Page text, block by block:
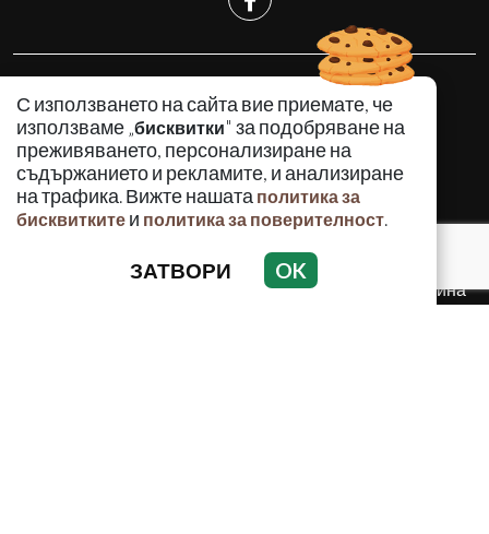
С използването на сайта вие приемате, че
използваме „бисквитки" за подобряване на
преживяването, персонализиране на
съдържанието и рекламите, и анализиране
на трафика. Вижте нашата политика за
бисквитките и политика за поверителност.
ЗАТВОРИ OK
КРИМИНАЛНО
ИНЦИДЕНТИ
АНАЛИЗИ
ПО СВЕТА
ВОДЕЩИ ТЕМИ
Използването и публикуването на част или цялото
съдържание на Crimes.BG без разрешение на Медийна